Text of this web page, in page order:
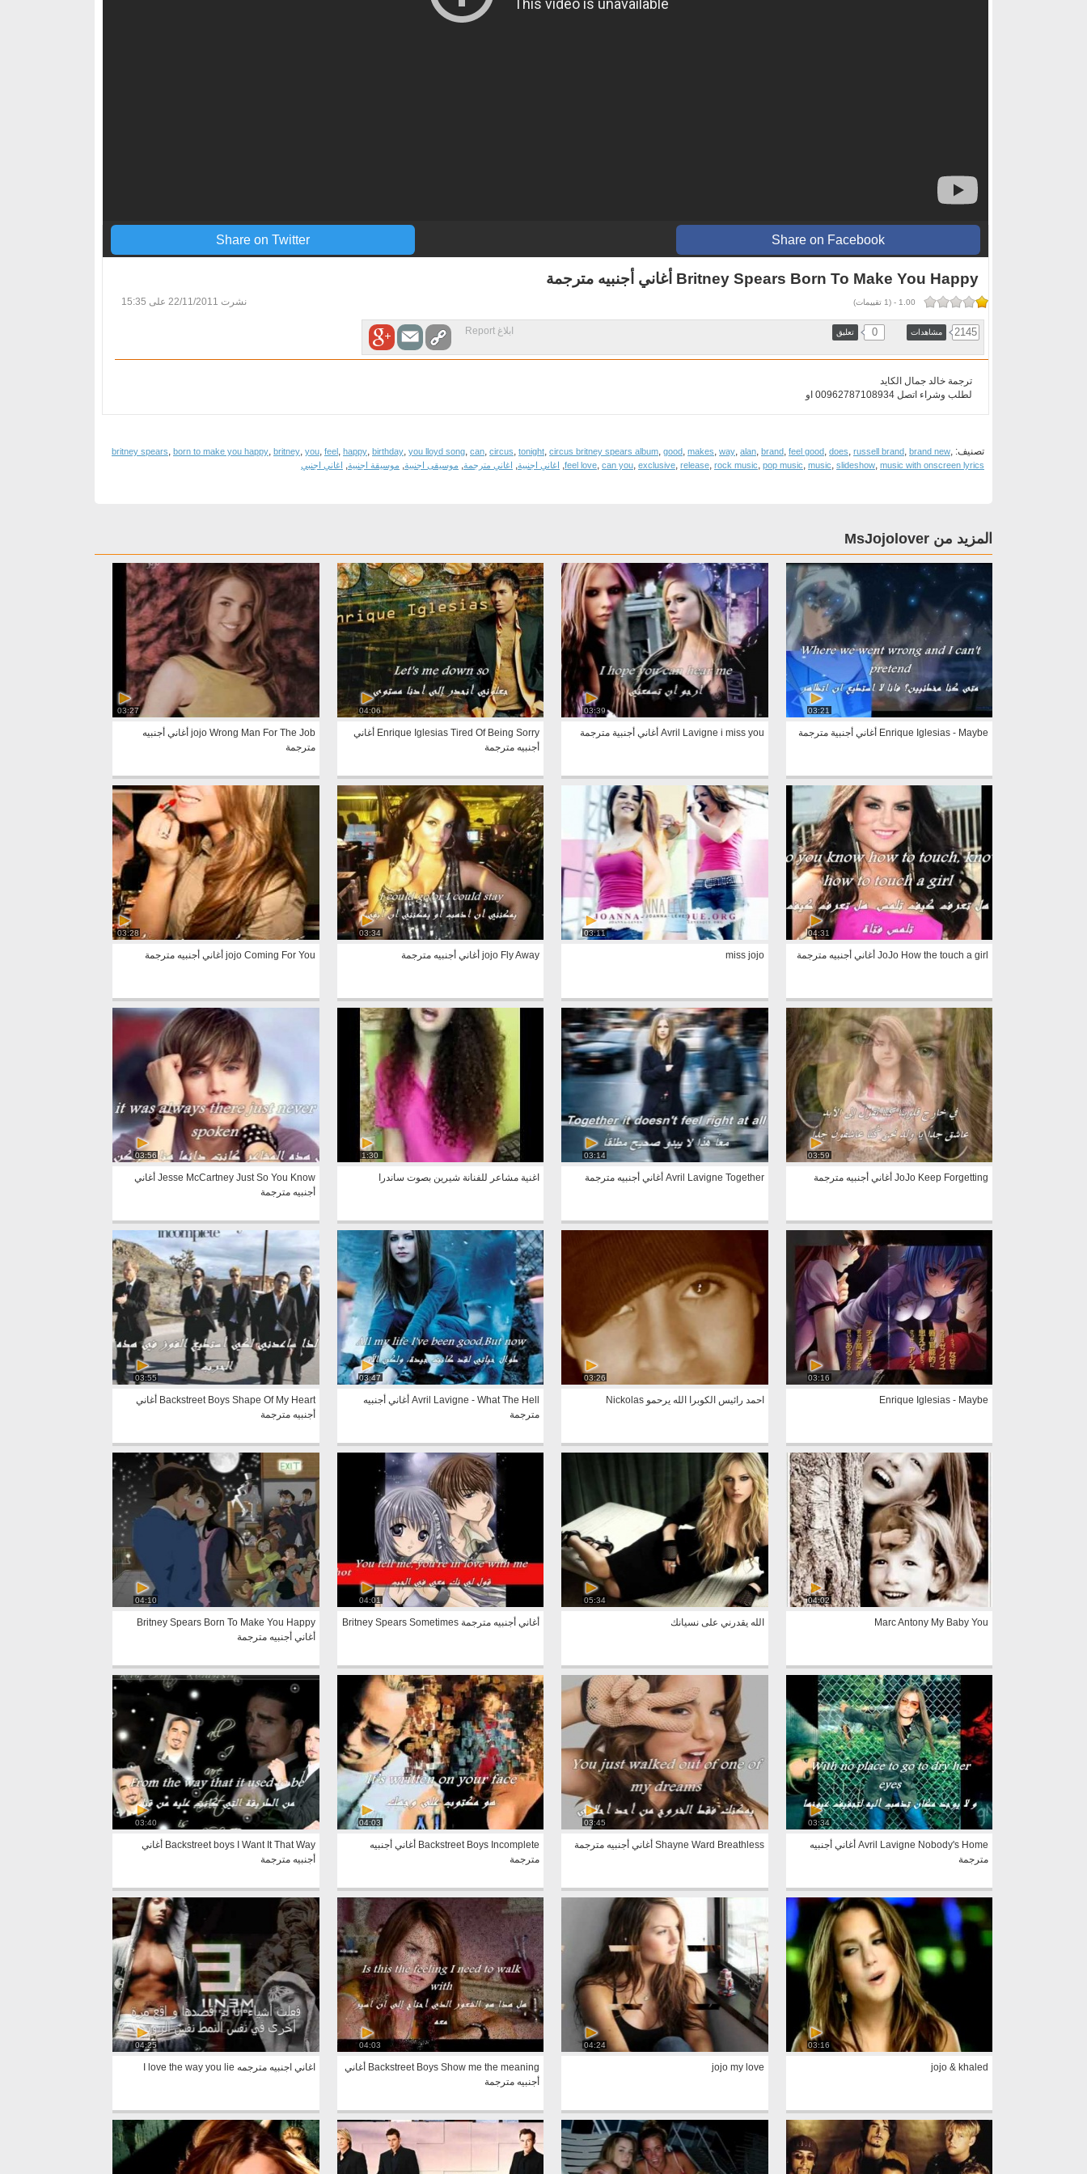
Share on Facebook
Share on Twitter
Britney Spears Born To Make You Happy أغاني أجنبيه مترجمة
1.00
-
(
1 تقييمات) نشرت 22/11/2011 على 15:35
2145 مشاهدات 0 تعليق ابلاغ Report
ترجمة خالد جمال الكايد
لطلب وشراء اتصل 00962787108934 او
تصنيف: britney spears, born to make you happy, britney, you, feel, happy, birthday, you lloyd song, can, circus, tonight, circus britney spears album, good, makes, way, alan, brand, feel good, does, russell brand, brand new,
feel love, can you, exclusive, release, rock music, pop music, music, slideshow, music with onscreen lyrics
, اغاني اجنبية, اغاني مترجمة, موسيقى اجنبية, موسيقة اجنبية, اغاني اجنبي
المزيد من MsJojolover
03:21
Enrique Iglesias - Maybe أغاني أجنبية مترجمة
03:39
Avril Lavigne i miss you أغاني أجنبية مترجمة
04:06
Enrique Iglesias Tired Of Being Sorry أغاني
أجنبيه مترجمة
03:27
jojo Wrong Man For The Job أغاني أجنبيه
مترجمة
04:31
JoJo How the touch a girl أغاني أجنبيه مترجمة
03:11
miss jojo
03:34
jojo Fly Away أغاني أجنبيه مترجمة
03:28
jojo Coming For You أغاني أجنبيه مترجمة
03:59
JoJo Keep Forgetting أغاني أجنبيه مترجمة
03:14
Avril Lavigne Together أغاني أجنبيه مترجمة
1:30
اغنية مشاعر للفنانة شيرين بصوت ‏ساندرا‬
03:56
Jesse McCartney Just So You Know أغاني
أجنبيه مترجمة
03:16
Enrique Iglesias - Maybe
03:26
احمد رائيس الكوبرا الله يرحمو Nickolas
03:47
Avril Lavigne - What The Hell أغاني أجنبيه
مترجمة
03:55
Backstreet Boys Shape Of My Heart أغاني
أجنبيه مترجمة
04:02
Marc Antony My Baby You
05:34
الله يقدرني على نسيانك
04:01
أغاني أجنبيه مترجمة Britney Spears Sometimes
04:10
Britney Spears Born To Make You Happy
أغاني أجنبيه مترجمة
03:34
Avril Lavigne Nobody's Home أغاني أجنبيه
مترجمة
03:45
Shayne Ward Breathless أغاني أجنبيه مترجمة
04:03
Backstreet Boys Incomplete أغاني أجنبيه
مترجمة
03:40
Backstreet boys I Want It That Way أغاني
أجنبيه مترجمة
03:16
jojo & khaled
04:24
jojo my love
04:03
Backstreet Boys Show me the meaning أغاني
أجنبيه مترجمة
04:25
اغاني اجنبيه مترجمه I love the way you lie